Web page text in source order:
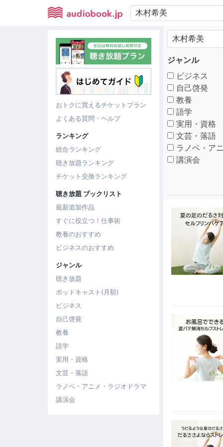
おトクに買えるチケットプラン
よくある質問・ヘルプ
ランキング
総合ランキング
聴き放題ランキング
チケット交換ランキング
聴き放題 ブックリスト
最新追加作品
すぐに役立つ！仕事術
教養のおすすめ
ビジネスのおすすめ
ジャンル
聴き放題
ポッドキャスト(月額)
ビジネス
自己啓発
教養
語学
実用・資格
文芸・落語
ラノベ・アニメ・ラジオドラマ
講演会
ジャンル
ビジネス
自己啓発
教養
語学
実用・資格
文芸・落語
ラノベ・ア
講演会